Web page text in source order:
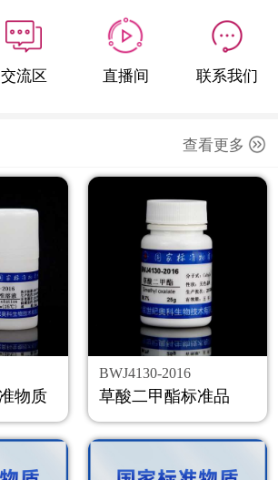
交流区 直播间 联系我们
查看更多
物质
BWJ4130-2016
草酸二甲酯标准品